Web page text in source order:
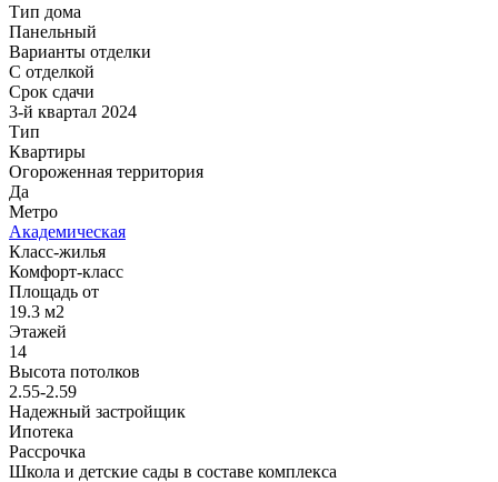
Тип дома
Панельный
Варианты отделки
С отделкой
Срок сдачи
3-й квартал 2024
Тип
Квартиры
Огороженная территория
Да
Метро
Академическая
Класс-жилья
Комфорт-класс
Площадь от
19.3 м2
Этажей
14
Высота потолков
2.55-2.59
Надежный застройщик
Ипотека
Рассрочка
Школа и детские сады в составе комплекса